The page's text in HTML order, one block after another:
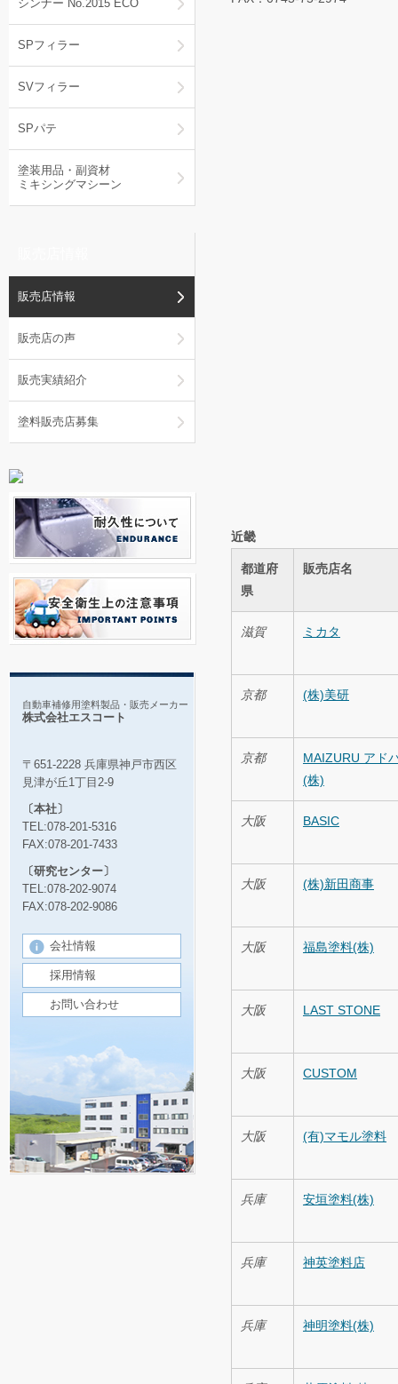
近畿
都道府
県
販売店名
滋賀 ミカタ
京都 (株)美研
京都
MAIZURU アド
(株)
大阪 BASIC
大阪 (株)新田商事
大阪 福島塗料(株)
大阪 LAST STONE
大阪 CUSTOM
大阪 (有)マモル塗料
兵庫 安垣塗料(株)
兵庫 神英塗料店
兵庫 神明塗料(株)
シンナー No.2015 ECO
SPフィラー
SVフィラー
SPパテ
塗装用品・副資材
ミキシングマシーン
販売店情報
販売店の声
販売実績紹介
塗料販売店募集
自動車補修用塗料製品・販売メーカー
株式会社エスコート
〒651-2228 兵庫県神戸市西区
見津が丘1丁目2-9
〔本社〕
TEL:078-201-5316
FAX:078-201-7433
〔研究センター〕
TEL:078-202-9074
FAX:078-202-9086
会社情報
採用情報
お問い合わせ